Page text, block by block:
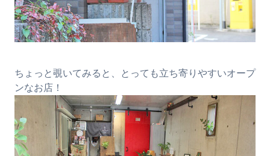
ちょっと覗いてみると、とっても立ち寄りやすいオープ
ンなお店！